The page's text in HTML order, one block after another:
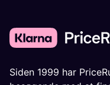
Siden 1999 har